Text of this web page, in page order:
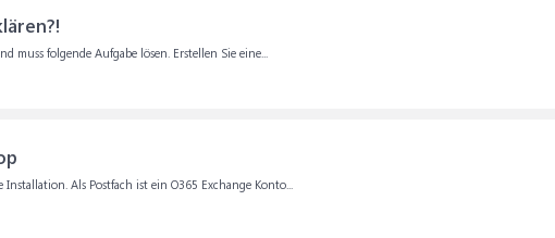
folgende Aufgabe lösen. Erstellen Sie eine...
Als Postfach ist ein O365 Exchange Konto...